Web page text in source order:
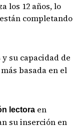
los 12 años, lo
completando
y su capacidad de
basada en el
lectora en
su inserción en